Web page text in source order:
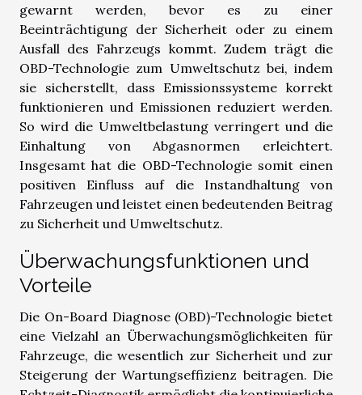
gewarnt werden, bevor es zu einer
Beeinträchtigung der Sicherheit oder zu einem
Ausfall des Fahrzeugs kommt. Zudem trägt die
OBD-Technologie zum Umweltschutz bei, indem
sie sicherstellt, dass Emissionssysteme korrekt
funktionieren und Emissionen reduziert werden.
So wird die Umweltbelastung verringert und die
Einhaltung von Abgasnormen erleichtert.
Insgesamt hat die OBD-Technologie somit einen
positiven Einfluss auf die Instandhaltung von
Fahrzeugen und leistet einen bedeutenden Beitrag
zu Sicherheit und Umweltschutz.
Überwachungsfunktionen und
Vorteile
Die On-Board Diagnose (OBD)-Technologie bietet
eine Vielzahl an Überwachungsmöglichkeiten für
Fahrzeuge, die wesentlich zur Sicherheit und zur
Steigerung der Wartungseffizienz beitragen. Die